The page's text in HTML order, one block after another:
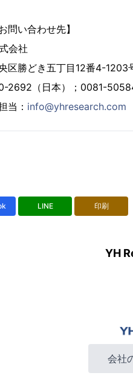
問い合わせ先】
会社
区勝どき五丁目12番4-1203
2692（日本）；0081-
当： info@yhresearch.com
LINE 印刷
YH
会社